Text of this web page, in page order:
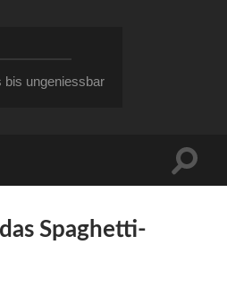
bis ungeniessbar
Spaghetti-